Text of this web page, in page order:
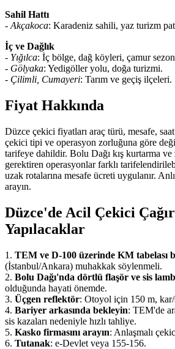
Sahil Hattı
- Akçakoca: Karadeniz sahili, yaz turizm
İç ve Dağlık
- Yığılca: İç bölge, dağ köyleri, çamur sezon
- Gölyaka: Yedigöller yolu, doğa turizmi.
- Çilimli, Cumayeri: Tarım ve geçiş ilçeleri.
Fiyat Hakkında
Düzce çekici fiyatları araç türü, mesafe,
çekici tipi ve operasyon zorluğuna göre
tarifeye dahildir. Bolu Dağı kış kurtarma
gerektiren operasyonlar farklı
uzak rotalarına mesafe ücreti uygulanır.
arayın.
Düzce'de Acil Çekici
Yapılacaklar
1. TEM ve D-100 üzerinde KM tabelası
(İstanbul/Ankara) muhakkak söylenmeli.
2. Bolu Dağı'nda dörtlü flaşör ve sis
olduğunda hayati önemde.
3. Üçgen reflektör: Otoyol için 150 m, kar/
4. Bariyer arkasında bekleyin: TEM'de
sis kazaları nedeniyle hızlı tahliye.
5. Kasko firmasını arayın: Anlaşmalı
6. Tutanak: e-Devlet veya 155-156.